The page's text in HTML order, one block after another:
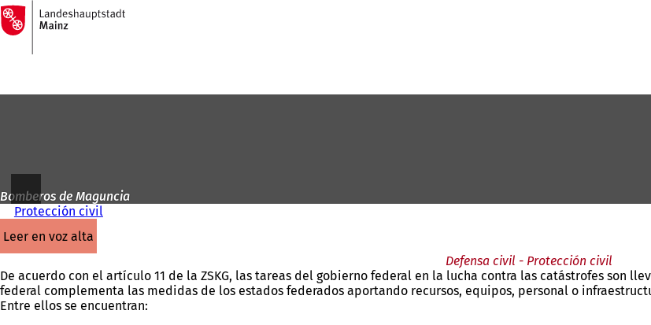
Saltar al contenido
A
la
página
Bomberos de Maguncia
Protección civil
leer en voz alta
Defensa civil - Protección civil
De acuerdo con el artículo 11 de la ZSKG, las tareas del gobierno federal en la lucha contra las catástrofes son
federal complementa las medidas de los estados federados aportando recursos, equipos, personal o
Entre ellos se encuentran: